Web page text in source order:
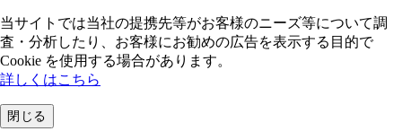
当サイトでは当社の提携先等がお客様のニーズ等について調
査・分析したり、お客様にお勧めの広告を表⽰する⽬的で
Cookie を使⽤する場合があります。
詳しくはこちら
閉じる